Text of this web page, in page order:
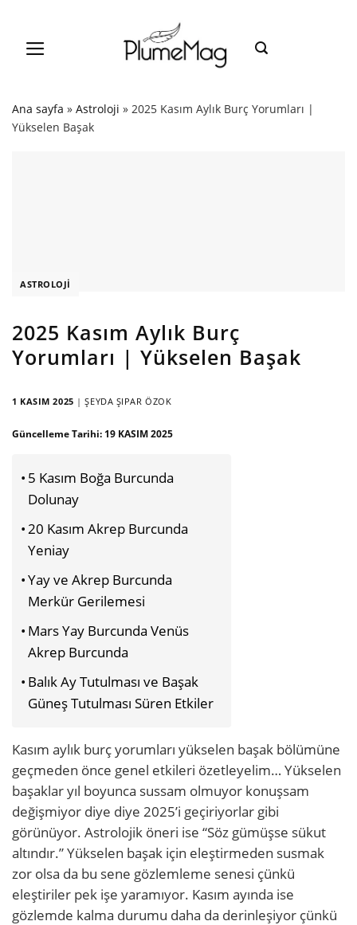
content
Ana sayfa » Astroloji » 2025 Kasım Aylık Burç Yorumları |
Yükselen Başak
ASTROLOJI
2025 Kasım Aylık Burç
Yorumları | Yükselen Başak
1 KASIM 2025 |ŞEYDA ŞIPAR ÖZOK
Güncelleme Tarihi: 19 KASIM 2025
5 Kasım Boğa Burcunda
Dolunay
20 Kasım Akrep Burcunda
Yeniay
Yay ve Akrep Burcunda
Merkür Gerilemesi
Mars Yay Burcunda Venüs
Akrep Burcunda
Balık Ay Tutulması ve Başak
Güneş Tutulması Süren Etkiler
Kasım aylık burç yorumları yükselen başak bölümüne
geçmeden önce genel etkileri özetleyelim… Yükselen
başaklar yıl boyunca sussam olmuyor konuşsam
değişmiyor diye diye 2025’i geçiriyorlar gibi
görünüyor. Astrolojik öneri ise “Söz gümüşse sükut
altındır.” Yükselen başak için eleştirmeden susmak
zor olsa da bu sene gözlemleme senesi çünkü
eleştiriler pek işe yaramıyor. Kasım ayında ise
gözlemde kalma durumu daha da derinleşiyor çünkü